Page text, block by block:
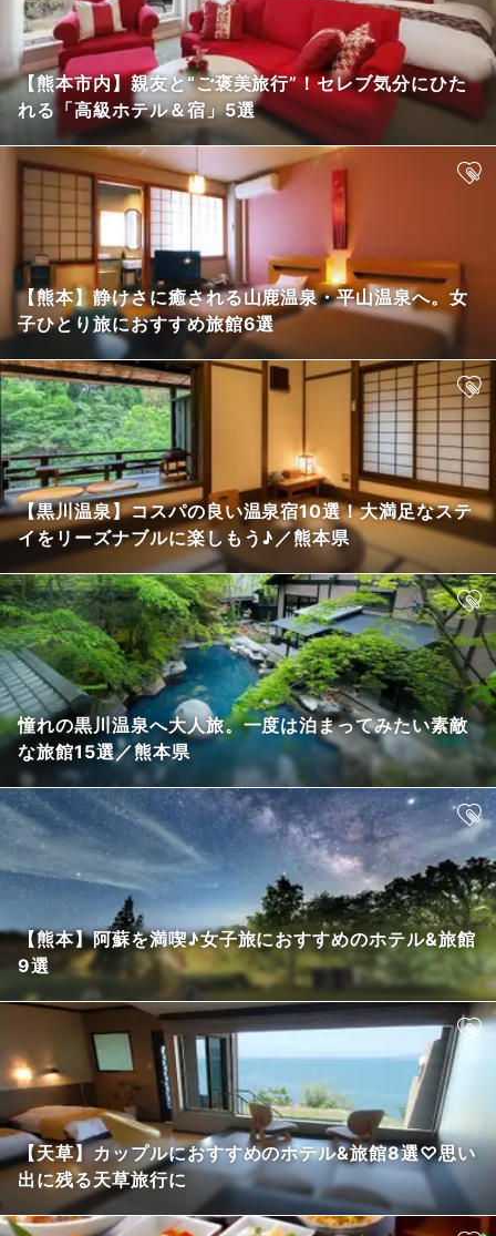
【熊本市内】親友と“ご褒美旅行”！セレブ気分にひた
れる「高級ホテル＆宿」5選
【熊本】静けさに癒される山鹿温泉・平山温泉へ。女
子ひとり旅におすすめ旅館6選
【黒川温泉】コスパの良い温泉宿10選！大満足なステ
イをリーズナブルに楽しもう♪／熊本県
憧れの黒川温泉へ大人旅。一度は泊まってみたい素敵
な旅館15選／熊本県
【熊本】阿蘇を満喫♪女子旅におすすめのホテル&旅館
9選
【天草】カップルにおすすめのホテル&旅館8選♡思い
出に残る天草旅行に